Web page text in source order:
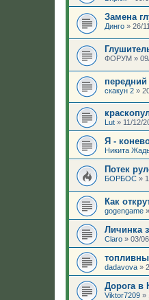
Замена
Динго » 26/
ФОРУМ »
скакун 2 »
Lut » 11/12/
Я -
Никита
Потек
БОРБОС »
Как
gogengame »
Личинка
Claro » 03/
dadavova »
Дорога в
Viktor7209 »